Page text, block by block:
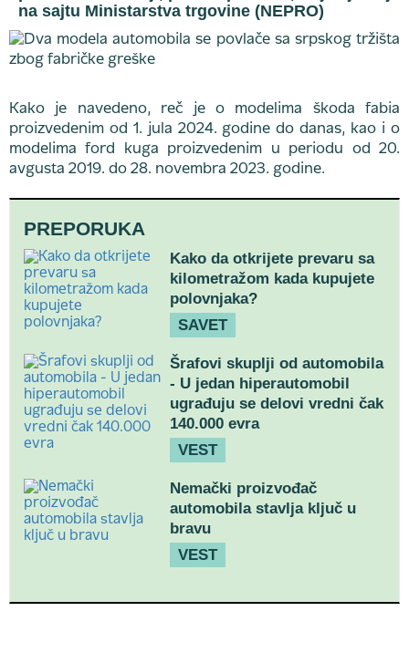
na sajtu Ministarstva trgovine (NEPRO)
Kako je navedeno, reč je o modelima škoda fabia
proizvedenim od 1. jula 2024. godine do danas, kao i o
modelima ford kuga proizvedenim u periodu od 20.
avgusta 2019. do 28. novembra 2023. godine.
PREPORUKA
Kako da otkrijete prevaru sa
kilometražom kada kupujete
polovnjaka?
SAVET
Šrafovi skuplji od automobila
- U jedan hiperautomobil
ugrađuju se delovi vredni čak
140.000 evra
VEST
Nemački proizvođač
automobila stavlja ključ u
bravu
VEST